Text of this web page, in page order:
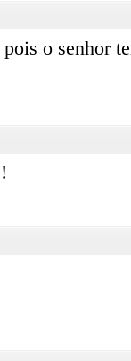
o senhor